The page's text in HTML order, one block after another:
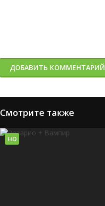
ДОБАВИТЬ КОММЕНТАРИЙ
Смотрите также
HD